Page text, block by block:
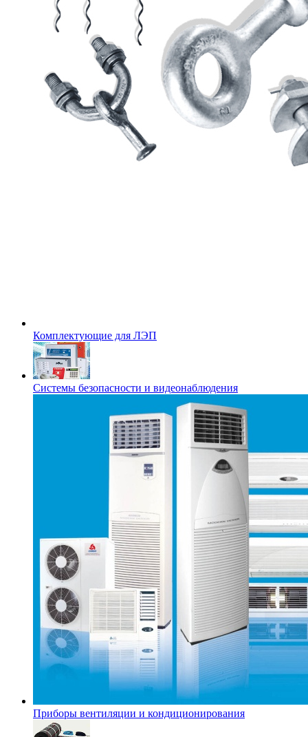
Комплектующие для ЛЭП
Системы безопасности и видеонаблюдения
Приборы вентиляции и кондиционирования